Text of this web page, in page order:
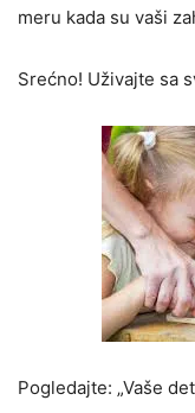
meru kada su vaši
Srećno! Uživajte sa
Pogledajte: „Vaše